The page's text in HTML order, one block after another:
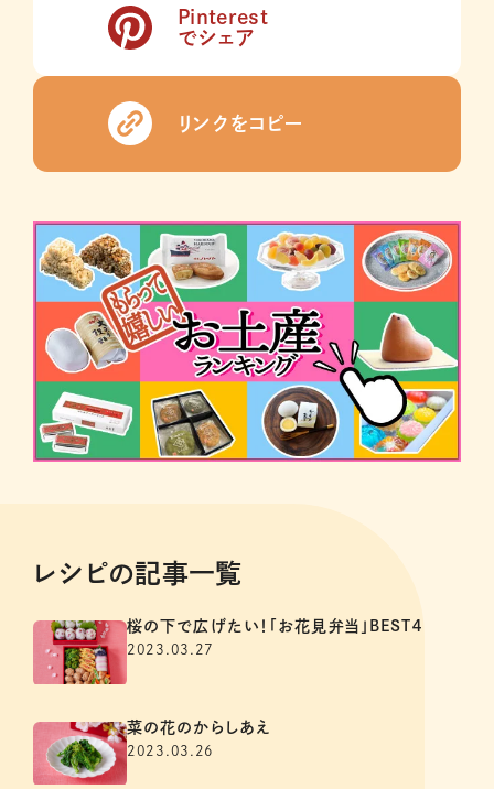
Pinterest
でシェア
リンクをコピー
レシピの記事一覧
桜の下で広げたい！「お花見弁当」BEST４
2023.03.27
菜の花のからしあえ
2023.03.26